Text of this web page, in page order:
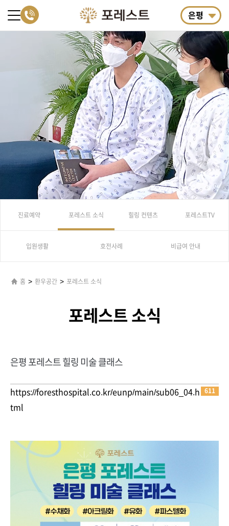
은평
진료예약 포레스트 소식 힐링 컨텐츠 포레스트TV
입원생활 호전사례 비급여 안내
홈 > 환우공간 > 포레스트 소식
포레스트 소식
은평 포레스트 힐링 미술 클래스
611
https://foresthospital.co.kr/eunp/main/sub06_04.h
tml